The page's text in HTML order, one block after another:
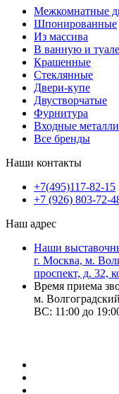
Межкомнатные
Шпонированные
Из массива
В ванную и
Крашенные
Стеклянные
Двери-купе
Двустворчатые
Фурнитура
Входные
Все бренды
Наши контакты
+7(495)117-82-15
+7 (926) 803-72-
Наш адрес
Наши
г. Москва, м.
проспект, д. 32,
Время приема
м.
ВС: 11:00 до